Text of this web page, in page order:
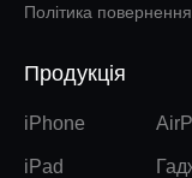
Політика повернення
Продукція
iPhone
iPad